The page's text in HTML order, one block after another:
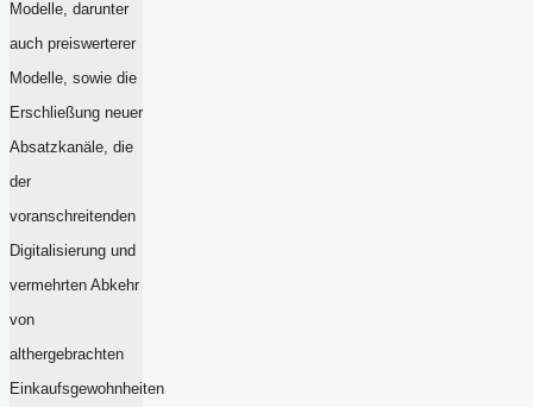
Modelle, darunter
auch preiswerterer
Modelle, sowie die
Erschließung neuer
Absatzkanäle, die
der
voranschreitenden
Digitalisierung und
vermehrten Abkehr
von
althergebrachten
Einkaufsgewohnheiten